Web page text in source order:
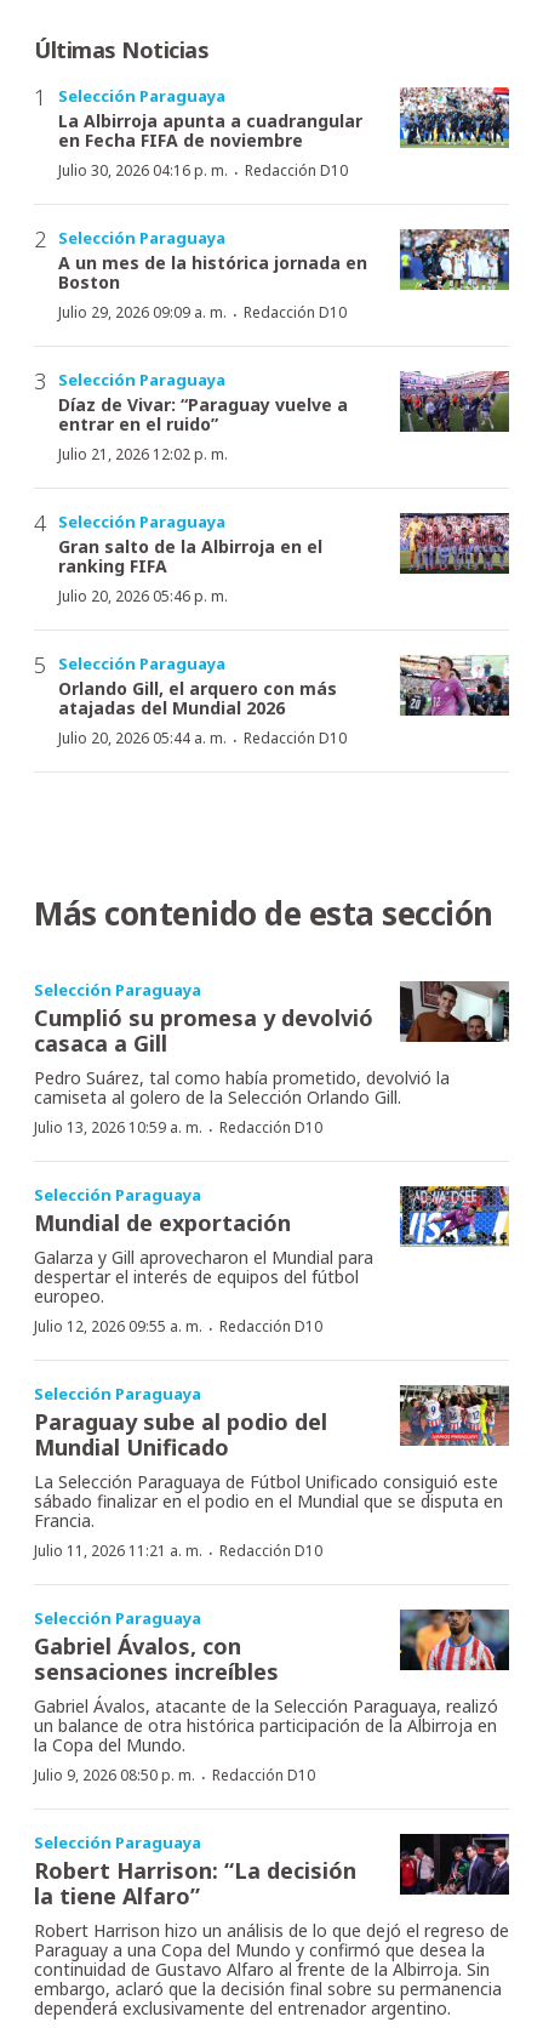
Últimas Noticias
Selección Paraguaya
La Albirroja apunta a cuadrangular
en Fecha FIFA de noviembre
Julio 30, 2026 04:16 p. m. · Redacción D10
Selección Paraguaya
A un mes de la histórica jornada en
Boston
Julio 29, 2026 09:09 a. m. · Redacción D10
Selección Paraguaya
Díaz de Vivar: “Paraguay vuelve a
entrar en el ruido”
Julio 21, 2026 12:02 p. m.
Selección Paraguaya
Gran salto de la Albirroja en el
ranking FIFA
Julio 20, 2026 05:46 p. m.
Selección Paraguaya
Orlando Gill, el arquero con más
atajadas del Mundial 2026
Julio 20, 2026 05:44 a. m. · Redacción D10
Más contenido de esta sección
Selección Paraguaya
Cumplió su promesa y devolvió
casaca a Gill
Pedro Suárez, tal como había prometido, devolvió la
camiseta al golero de la Selección Orlando Gill.
Julio 13, 2026 10:59 a. m. · Redacción D10
Selección Paraguaya
Mundial de exportación
Galarza y Gill aprovecharon el Mundial para
despertar el interés de equipos del fútbol
europeo.
Julio 12, 2026 09:55 a. m. · Redacción D10
Selección Paraguaya
Paraguay sube al podio del
Mundial Unificado
La Selección Paraguaya de Fútbol Unificado consiguió este
sábado finalizar en el podio en el Mundial que se disputa en
Francia.
Julio 11, 2026 11:21 a. m. · Redacción D10
Selección Paraguaya
Gabriel Ávalos, con
sensaciones increíbles
Gabriel Ávalos, atacante de la Selección Paraguaya, realizó
un balance de otra histórica participación de la Albirroja en
la Copa del Mundo.
Julio 9, 2026 08:50 p. m. · Redacción D10
Selección Paraguaya
Robert Harrison: “La decisión
la tiene Alfaro”
Robert Harrison hizo un análisis de lo que dejó el regreso de
Paraguay a una Copa del Mundo y confirmó que desea la
continuidad de Gustavo Alfaro al frente de la Albirroja. Sin
embargo, aclaró que la decisión final sobre su permanencia
dependerá exclusivamente del entrenador argentino.